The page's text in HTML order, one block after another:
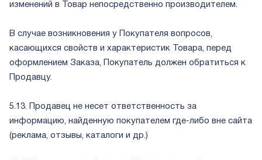
изменений в Товар непосредственно производителем.
В случае возникновения у Покупателя вопросов,
касающихся свойств и характеристик Товара, перед
оформлением Заказа, Покупатель должен обратиться к
Продавцу.
5.13. Продавец не несет ответственность за
информацию, найденную покупателем где-либо вне сайта
(реклама, отзывы, каталоги и др.)